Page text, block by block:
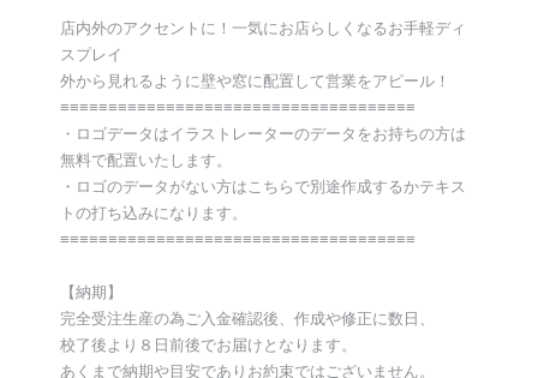
店内外のアクセントに！一気にお店らしくなるお手軽ディ
スプレイ
外から見れるように壁や窓に配置して営業をアピール！
≡≡≡≡≡≡≡≡≡≡≡≡≡≡≡≡≡≡≡≡≡≡≡≡≡≡≡≡≡≡≡≡≡≡≡≡≡
・ロゴデータはイラストレーターのデータをお持ちの方は
無料で配置いたします。
・ロゴのデータがない方はこちらで別途作成するかテキス
トの打ち込みになります。
≡≡≡≡≡≡≡≡≡≡≡≡≡≡≡≡≡≡≡≡≡≡≡≡≡≡≡≡≡≡≡≡≡≡≡≡≡
【納期】
完全受注生産の為ご入金確認後、作成や修正に数日、
校了後より８日前後でお届けとなります。
あくまで納期や目安でありお約束ではございません。